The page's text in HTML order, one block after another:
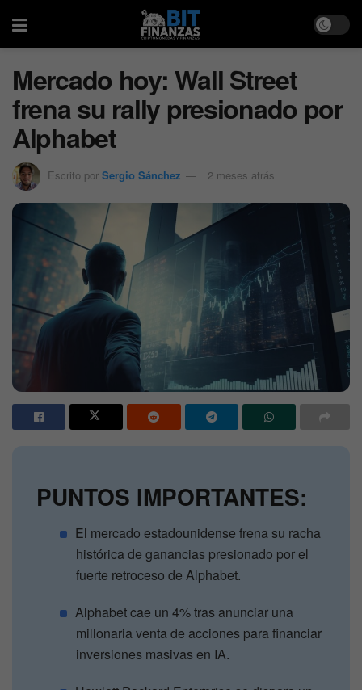
Mercado hoy: Wall Street
frena su rally presionado por
Alphabet
Escrito por Sergio Sánchez 2 meses atrás
PUNTOS IMPORTANTES:
El mercado estadounidense frena su racha
histórica de ganancias presionado por el
fuerte retroceso de Alphabet.
Alphabet cae un 4% tras anunciar una
millonaria venta de acciones para financiar
inversiones masivas en IA.